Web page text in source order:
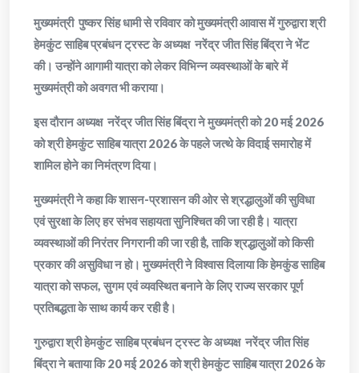
मुख्यमंत्री पुष्कर सिंह धामी से रविवार को मुख्यमंत्री आवास में गुरुद्वारा श्री
हेमकुंट साहिब प्रबंधन ट्रस्ट के अध्यक्ष नरेंद्र जीत सिंह बिंद्रा ने भेंट
की। उन्होंने आगामी यात्रा को लेकर विभिन्न व्यवस्थाओं के बारे में
मुख्यमंत्री को अवगत भी कराया।
इस दौरान अध्यक्ष नरेंद्र जीत सिंह बिंद्रा ने मुख्यमंत्री को 20 मई 2026
को श्री हेमकुंट साहिब यात्रा 2026 के पहले जत्थे के विदाई समारोह में
शामिल होने का निमंत्रण दिया।
मुख्यमंत्री ने कहा कि शासन-प्रशासन की ओर से श्रद्धालुओं की सुविधा
एवं सुरक्षा के लिए हर संभव सहायता सुनिश्चित की जा रही है। यात्रा
व्यवस्थाओं की निरंतर निगरानी की जा रही है, ताकि श्रद्धालुओं को किसी
प्रकार की असुविधा न हो। मुख्यमंत्री ने विश्वास दिलाया कि हेमकुंड साहिब
यात्रा को सफल, सुगम एवं व्यवस्थित बनाने के लिए राज्य सरकार पूर्ण
प्रतिबद्धता के साथ कार्य कर रही है।
गुरुद्वारा श्री हेमकुंट साहिब प्रबंधन ट्रस्ट के अध्यक्ष नरेंद्र जीत सिंह
बिंद्रा ने बताया कि 20 मई 2026 को श्री हेमकुंट साहिब यात्रा 2026 के